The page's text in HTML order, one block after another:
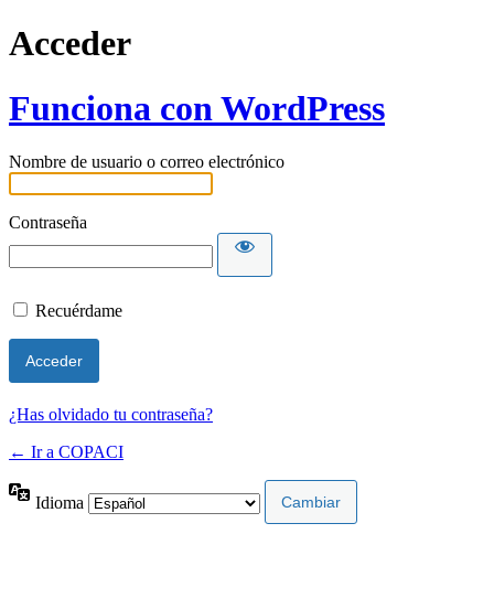
Acceder
Funciona con WordPress
Nombre de usuario o correo electrónico
Contraseña
Recuérdame
¿Has olvidado tu contraseña?
← Ir a COPACI
Idioma